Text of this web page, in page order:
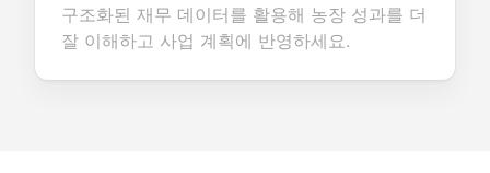
구조화된 재무 데이터를 활용해 농장 성과를 더
잘 이해하고 사업 계획에 반영하세요.